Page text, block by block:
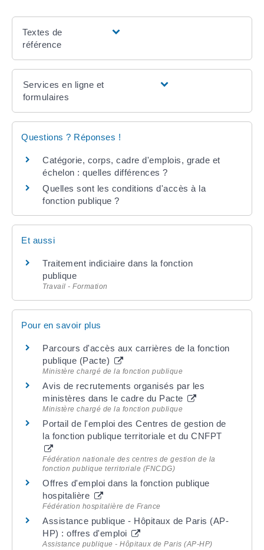
Textes de
référence
Services en ligne et
formulaires
Questions ? Réponses !
Catégorie, corps, cadre d'emplois, grade et
échelon : quelles différences ?
Quelles sont les conditions d'accès à la
fonction publique ?
Et aussi
Traitement indiciaire dans la fonction
publique
Travail - Formation
Pour en savoir plus
Parcours d'accès aux carrières de la fonction
publique (Pacte)
Ministère chargé de la fonction publique
Avis de recrutements organisés par les
ministères dans le cadre du Pacte
Ministère chargé de la fonction publique
Portail de l'emploi des Centres de gestion de
la fonction publique territoriale et du CNFPT
Fédération nationale des centres de gestion de la
fonction publique territoriale (FNCDG)
Offres d'emploi dans la fonction publique
hospitalière
Fédération hospitalière de France
Assistance publique - Hôpitaux de Paris (AP-
HP) : offres d'emploi
Assistance publique - Hôpitaux de Paris (AP-HP)